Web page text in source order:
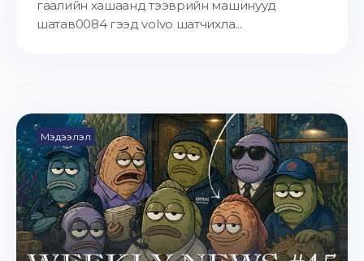
гаалийн хашаанд тээврийн машинууд
шатав0084 гээд volvo шатчихла...
Мэдээлэл